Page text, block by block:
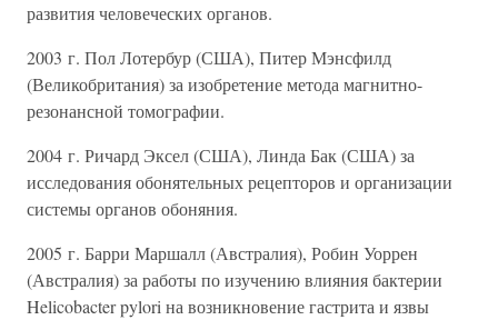
развития человеческих органов.
2003 г. Пол Лотербур (США), Питер Мэнсфилд
(Великобритания) за изобретение метода магнитно-
резонансной томографии.
2004 г. Ричард Эксел (США), Линда Бак (США) за
исследования обонятельных рецепторов и организации
системы органов обоняния.
2005 г. Барри Маршалл (Австралия), Робин Уоррен
(Австралия) за работы по изучению влияния бактерии
Helicobacter pylori на возникновение гастрита и язвы